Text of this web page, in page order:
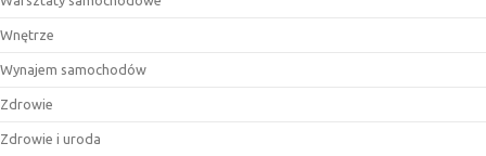
Wnętrze
Wynajem samochodów
Zdrowie
Zdrowie i uroda